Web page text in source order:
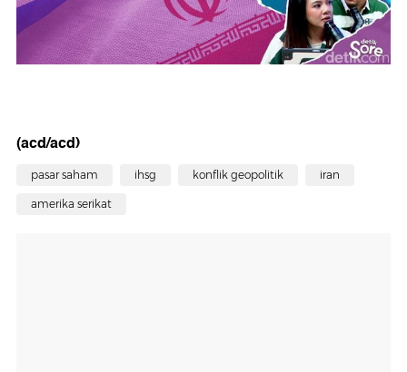
(acd/acd)
pasar saham ihsg konflik geopolitik iran
amerika serikat